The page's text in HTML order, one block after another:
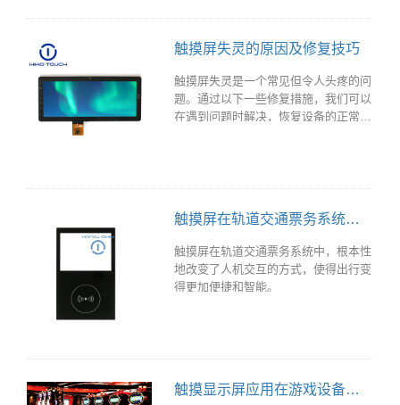
触摸屏失灵的原因及修复技巧
触摸屏失灵是一个常见但令人头疼的问
题。通过以下一些修复措施，我们可以
在遇到问题时解决，恢复设备的正常使
触摸屏在轨道交通票务系统中的应用
触摸屏在轨道交通票务系统中，根本性
地改变了人机交互的方式，使得出行变
得更加便捷和智能。
触摸显示屏应用在游戏设备上的好处